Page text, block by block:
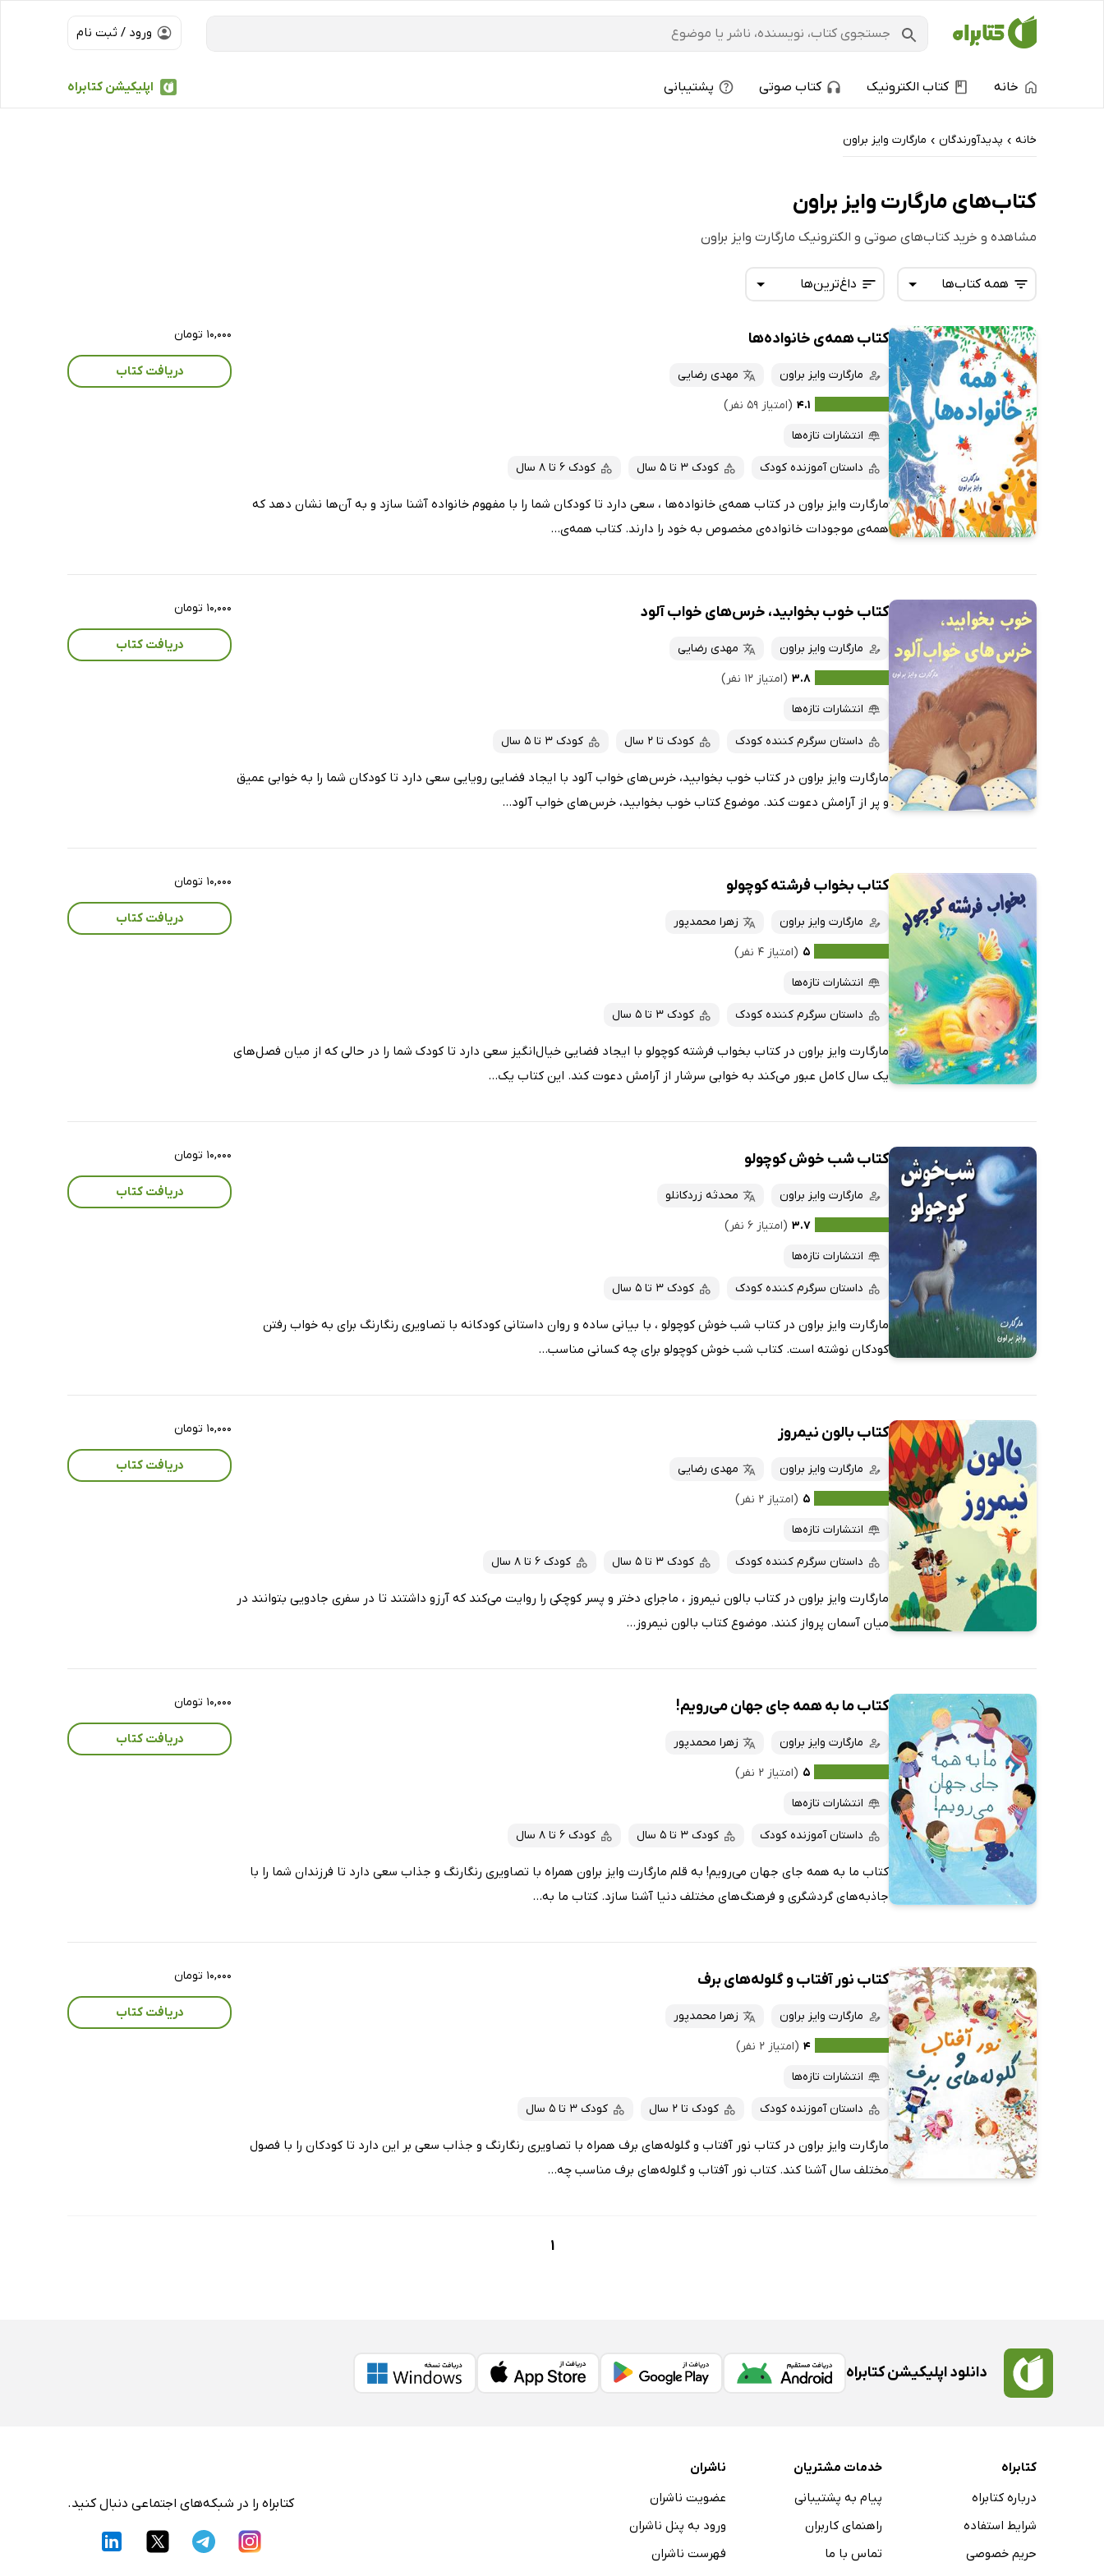
ورود / ثبت نام
اپلیکیشن کتابراه خانه کتاب الکترونیک کتاب صوتی پشتیبانی
خانه › پدیدآورندگان › مارگارت وایز براون
کتاب‌های مارگارت وایز براون
مشاهده و خرید کتاب‌های صوتی و الکترونیک مارگارت وایز براون
داغ‌ترین‌ها
تازه‌ها
داغ‌ترین‌ها
پربحث‌ها
ارزان ترین‌ها
همه کتاب‌ها
همه کتاب‌ها
کتاب‌های صوتی
کتاب‌های متنی
کتاب همه‌ی خانواده‌ها
مارگارت وایز براون
مهدی رضایی
۴.۱ (امتیاز ۵۹ نفر)
انتشارات تازه‌ها
داستان آموزنده کودک کودک 3 تا 5 سال کودک 6 تا 8 سال
مارگارت وایز براون در کتاب همه‌ی خانواده‌ها ، سعی دارد تا کودکان شما را با مفهوم خانواده آشنا سازد و به آن‌ها نشان دهد که
همه‌ی موجودات خانواده‌ی مخصوص به خود را دارند. کتاب همه‌ی...
۱۰,۰۰۰ تومان
دریافت کتاب
کتاب خوب بخوابید، خرس‌های خواب آلود
مارگارت وایز براون
مهدی رضایی
۳.۸ (امتیاز ۱۲ نفر)
انتشارات تازه‌ها
داستان سرگرم کننده کودک کودک تا 2 سال کودک 3 تا 5 سال
مارگارت وایز براون در کتاب خوب بخوابید، خرس‌های خواب آلود با ایجاد فضایی رویایی سعی دارد تا کودکان شما را به خوابی عمیق
و پر از آرامش دعوت کند. موضوع کتاب خوب بخوابید، خرس‌های خواب آلود...
۱۰,۰۰۰ تومان
دریافت کتاب
کتاب بخواب فرشته کوچولو
مارگارت وایز براون
زهرا محمدپور
۵ (امتیاز ۴ نفر)
انتشارات تازه‌ها
داستان سرگرم کننده کودک کودک 3 تا 5 سال
مارگارت وایز براون در کتاب بخواب فرشته کوچولو با ایجاد فضایی خیال‌انگیز سعی دارد تا کودک شما را در حالی که از میان فصل‌های
یک سال کامل عبور می‌کند به خوابی سرشار از آرامش دعوت کند. این کتاب یک...
۱۰,۰۰۰ تومان
دریافت کتاب
کتاب شب خوش کوچولو
مارگارت وایز براون
محدثه زردکانلو
۳.۷ (امتیاز ۶ نفر)
انتشارات تازه‌ها
داستان سرگرم کننده کودک کودک 3 تا 5 سال
مارگارت وایز براون در کتاب شب خوش کوچولو ، با بیانی ساده و روان داستانی کودکانه با تصاویری رنگارنگ برای به خواب رفتن
کودکان نوشته است. کتاب شب خوش کوچولو برای چه کسانی مناسب...
۱۰,۰۰۰ تومان
دریافت کتاب
کتاب بالون نیمروز
مارگارت وایز براون
مهدی رضایی
۵ (امتیاز ۲ نفر)
انتشارات تازه‌ها
داستان سرگرم کننده کودک کودک 3 تا 5 سال کودک 6 تا 8 سال
مارگارت وایز براون در کتاب بالون نیمروز ، ماجرای دختر و پسر کوچکی را روایت می‌کند که آرزو داشتند تا در سفری جادویی بتوانند در
میان آسمان پرواز کنند. موضوع کتاب بالون نیمروز...
۱۰,۰۰۰ تومان
دریافت کتاب
کتاب ما به همه جای جهان می‌رویم!
مارگارت وایز براون
زهرا محمدپور
۵ (امتیاز ۲ نفر)
انتشارات تازه‌ها
داستان آموزنده کودک کودک 3 تا 5 سال کودک 6 تا 8 سال
کتاب ما به همه جای جهان می‌رویم! به قلم مارگارت وایز براون همراه با تصاویری رنگارنگ و جذاب سعی دارد تا فرزندان شما را با
جاذبه‌های گردشگری و فرهنگ‌های مختلف دنیا آشنا سازد. کتاب ما به...
۱۰,۰۰۰ تومان
دریافت کتاب
کتاب نور آفتاب و گلوله‌های برف
مارگارت وایز براون
زهرا محمدپور
۴ (امتیاز ۲ نفر)
انتشارات تازه‌ها
داستان آموزنده کودک کودک تا 2 سال کودک 3 تا 5 سال
مارگارت وایز براون در کتاب نور آفتاب و گلوله‌های برف همراه با تصاویری رنگارنگ و جذاب سعی بر این دارد تا کودکان را با فصول
مختلف سال آشنا کند. کتاب نور آفتاب و گلوله‌های برف مناسب چه...
۱۰,۰۰۰ تومان
دریافت کتاب
1
دانلود اپلیکیشن کتابراه
کتابراه
درباره کتابراه
شرایط استفاده
حریم خصوصی
خدمات مشتریان
پیام به پشتیبانی
راهنمای کاربران
تماس با ما
ناشران
عضویت ناشران
ورود به پنل ناشران
فهرست ناشران
کتابراه را در شبکه‌های اجتماعی دنبال کنید.